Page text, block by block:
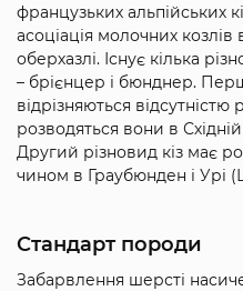
французьких альпійських
асоціація молочних козлів
оберхазлі. Існує кілька
– брієнцер і бюнднер.
відрізняються відсутністю
розводяться вони в
Другий різновид кіз має
чином в Граубюнден і Урі
Стандарт породи
Забарвлення шерсті